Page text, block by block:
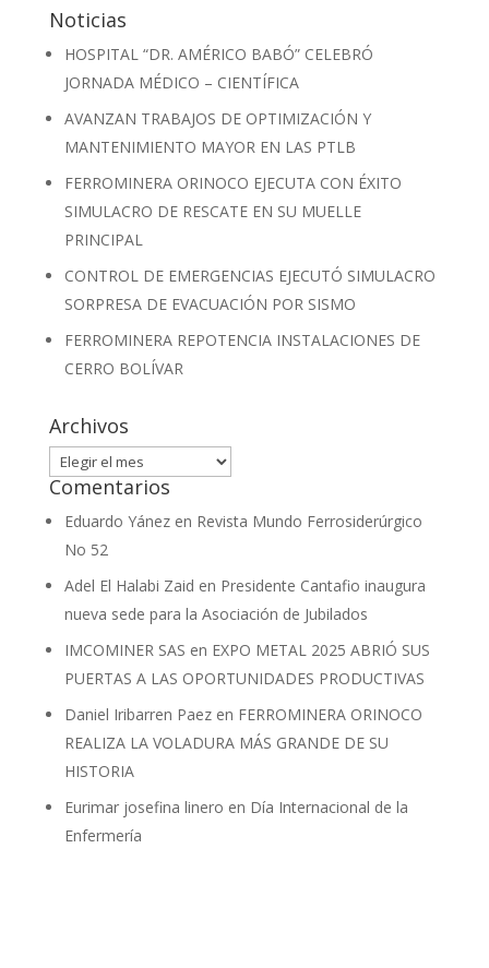
Noticias
HOSPITAL “DR. AMÉRICO BABÓ” CELEBRÓ
JORNADA MÉDICO – CIENTÍFICA
AVANZAN TRABAJOS DE OPTIMIZACIÓN Y
MANTENIMIENTO MAYOR EN LAS PTLB
FERROMINERA ORINOCO EJECUTA CON ÉXITO
SIMULACRO DE RESCATE EN SU MUELLE
PRINCIPAL
CONTROL DE EMERGENCIAS EJECUTÓ SIMULACRO
SORPRESA DE EVACUACIÓN POR SISMO
FERROMINERA REPOTENCIA INSTALACIONES DE
CERRO BOLÍVAR
Archivos
Archivos
Comentarios
Eduardo Yánezen Revista Mundo Ferrosiderúrgico
No 52
Adel El Halabi Zaid en Presidente Cantafio inaugura
nueva sede para la Asociación de Jubilados
IMCOMINER SAS en EXPO METAL 2025 ABRIÓ SUS
PUERTAS A LAS OPORTUNIDADES PRODUCTIVAS
Daniel Iribarren Paezen FERROMINERA ORINOCO
REALIZA LA VOLADURA MÁS GRANDE DE SU
HISTORIA
Eurimar josefina linero en Día Internacional de la
Enfermería